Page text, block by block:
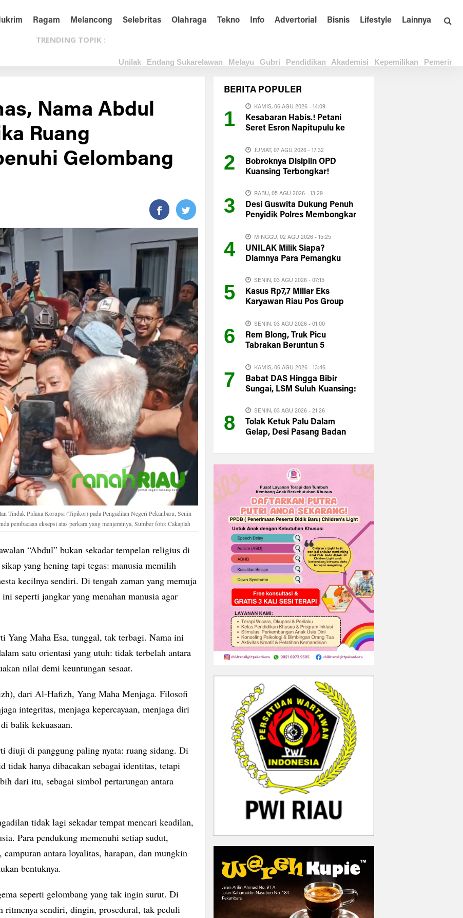
Ragam Melancong Selebritas Olahraga Tekno Info Advertorial Bisnis Lifestyle Lainnya
TRENDING TOPIK :
Unilak Endang Sukarelawan Melayu Gubri Pendidikan Akademisi Kepemilikan
Nama Abdul
Ruang
Gelombang
Tindak Pidana Korupsi (Tipikor) pada Pengadilan Negeri Pekanbaru, Senin
pembacaan eksepsi atas perkara yang menjeratnya, Sumber foto: Cakaplah
“Abdul” bukan sekadar tempelan religius di
yang hening tapi tegas: manusia memilih
kecilnya sendiri. Di tengah zaman yang memuja
seperti jangkar yang menahan manusia agar
Maha Esa, tunggal, tak terbagi. Nama ini
satu orientasi yang utuh: tidak terbelah antara
nilai demi keuntungan sesaat.
dari Al-Hafizh, Yang Maha Menjaga. Filosofi
integritas, menjaga kepercayaan, menjaga diri
balik kekuasaan.
diuji di panggung paling nyata: ruang sidang. Di
tidak hanya dibacakan sebagai identitas, tetapi
dari itu, sebagai simbol pertarungan antara
tidak lagi sekadar tempat mencari keadilan,
Para pendukung memenuhi setiap sudut,
antara loyalitas, harapan, dan mungkin
bentuknya.
seperti gelombang yang tak ingin surut. Di
ritmenya sendiri, dingin, prosedural, tak peduli
BERITA POPULER
1
KAMIS, 06 AGU 2026 - 14:09
Kesabaran Habis.! Petani
Seret Esron Napitupulu ke
2
JUMAT, 07 AGU 2026 - 17:32
Bobroknya Disiplin OPD
Kuansing Terbongkar!
Harus Evaluasi Total
3
RABU, 05 AGU 2026 - 13:29
Desi Guswita Dukung Penuh
Penyidik Polres Membongkar
4
MINGGU, 02 AGU 2026 - 15:25
UNILAK Milik Siapa?
Diamnya Para Pemangku
Memperbesar Kecurigaan
Publik
5
SENIN, 03 AGU 2026 - 07:15
Kasus Rp7,7 Miliar Eks
Karyawan Riau Pos Group
langsung Turun Tangan
6
SENIN, 03 AGU 2026 - 01:00
Rem Blong, Truk Picu
Tabrakan Beruntun 5
Pasaman
7
KAMIS, 06 AGU 2026 - 13:46
Babat DAS Hingga Bibir
Sungai, LSM Suluh Kuansing:
8
SENIN, 03 AGU 2026 - 21:26
Tolak Ketuk Palu Dalam
Gelap, Desi Pasang Badan